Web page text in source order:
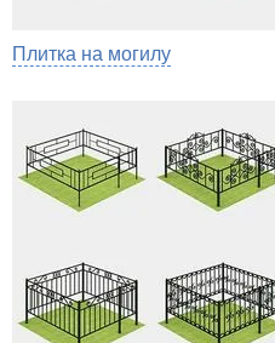
Плитка на могилу